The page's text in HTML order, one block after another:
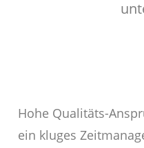
Hohe Qualitäts-
ein kluges